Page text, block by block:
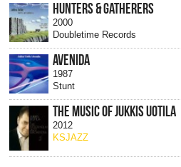
HUNTERS & GATHERERS
2000
Doubletime Records
AVENIDA
1987
Stunt
THE MUSIC OF JUKKIS UOTILA
2012
KSJAZZ